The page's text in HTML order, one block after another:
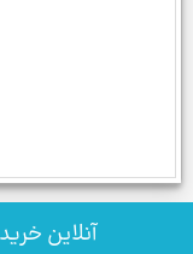
آنلاین